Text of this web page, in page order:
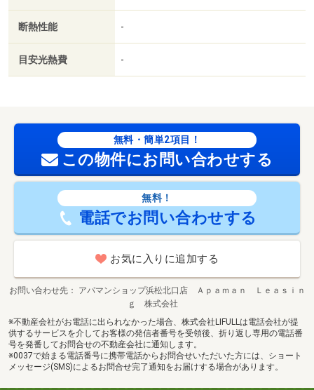
断熱性能 -
目安光熱費 -
無料・簡単2項目！
この物件にお問い合わせする
無料！
電話でお問い合わせする
お気に入りに追加する
お問い合わせ先
アパマンショップ浜松北口店 Ａｐａｍａｎ Ｌｅａｓｉｎ
ｇ 株式会社
※不動産会社がお電話に出られなかった場合、株式会社LIFULLは電話会社が提
供するサービスを介してお客様の発信者番号を受領後、折り返し専用の電話番
号を発番してお問合せの不動産会社に通知します。
※0037で始まる電話番号に携帯電話からお問合せいただいた方には、ショート
メッセージ(SMS)によるお問合せ完了通知をお届けする場合があります。